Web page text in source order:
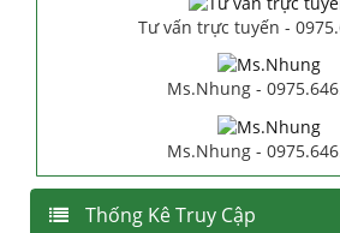
Tư vấn trực tuyến -
Ms.Nhung -
Ms.Nhung -
Thống Kê Truy Cập